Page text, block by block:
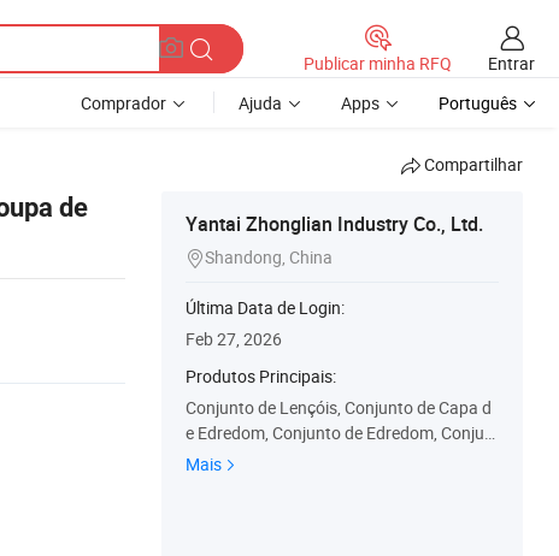
Publicar minha RFQ
Entrar
Comprador Ajuda Apps Português
Compartilhar
de
Yantai Zhonglian Industry Co., Ltd.
Shandong, China
Última Data de Login:
Feb 27, 2026
Produtos Principais:
Conjunto de Lençóis, Conjunto de Capa d
e Edredom, Conjunto de Edredom, Conjun
to de Colcha, Almofada Decorativa, Saco
Mais